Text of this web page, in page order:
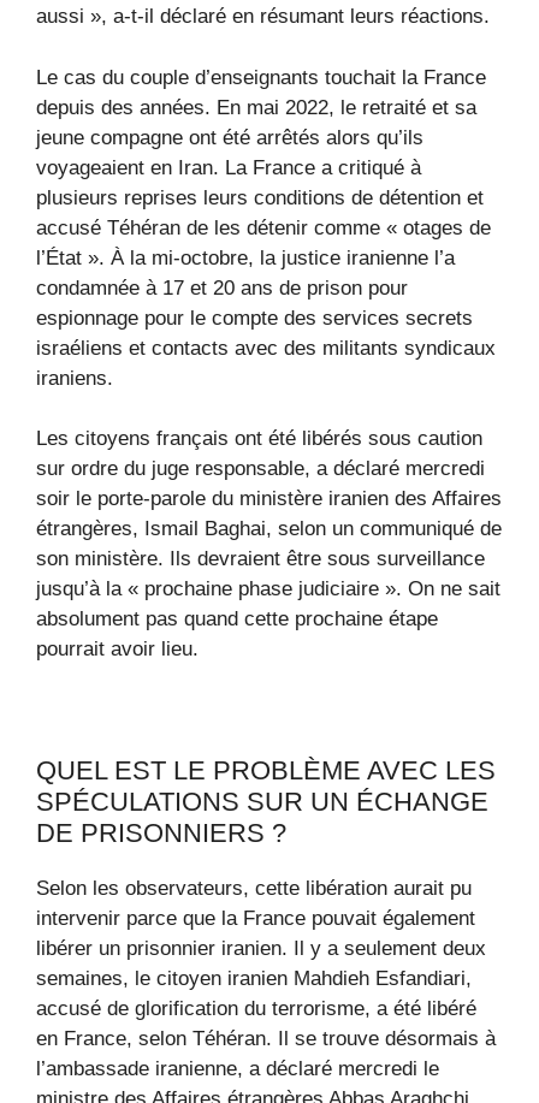
aussi », a-t-il déclaré en résumant leurs réactions.
Le cas du couple d’enseignants touchait la France
depuis des années. En mai 2022, le retraité et sa
jeune compagne ont été arrêtés alors qu’ils
voyageaient en Iran. La France a critiqué à
plusieurs reprises leurs conditions de détention et
accusé Téhéran de les détenir comme « otages de
l’État ». À la mi-octobre, la justice iranienne l’a
condamnée à 17 et 20 ans de prison pour
espionnage pour le compte des services secrets
israéliens et contacts avec des militants syndicaux
iraniens.
Les citoyens français ont été libérés sous caution
sur ordre du juge responsable, a déclaré mercredi
soir le porte-parole du ministère iranien des Affaires
étrangères, Ismail Baghai, selon un communiqué de
son ministère. Ils devraient être sous surveillance
jusqu’à la « prochaine phase judiciaire ». On ne sait
absolument pas quand cette prochaine étape
pourrait avoir lieu.
QUEL EST LE PROBLÈME AVEC LES
SPÉCULATIONS SUR UN ÉCHANGE
DE PRISONNIERS ?
Selon les observateurs, cette libération aurait pu
intervenir parce que la France pouvait également
libérer un prisonnier iranien. Il y a seulement deux
semaines, le citoyen iranien Mahdieh Esfandiari,
accusé de glorification du terrorisme, a été libéré
en France, selon Téhéran. Il se trouve désormais à
l’ambassade iranienne, a déclaré mercredi le